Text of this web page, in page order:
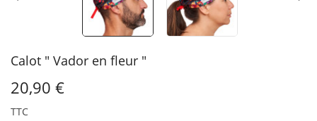
Calot " Vador en fleur "
20,90 €
TTC